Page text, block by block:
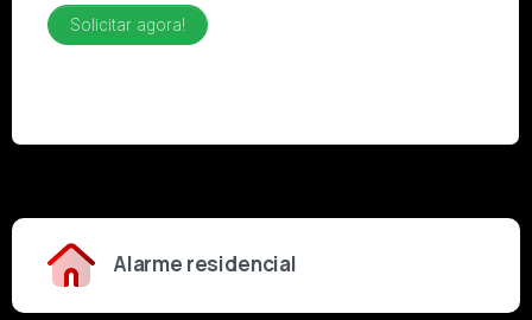
Alarme residencial